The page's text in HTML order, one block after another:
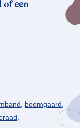
of een
, boomgaard,
,